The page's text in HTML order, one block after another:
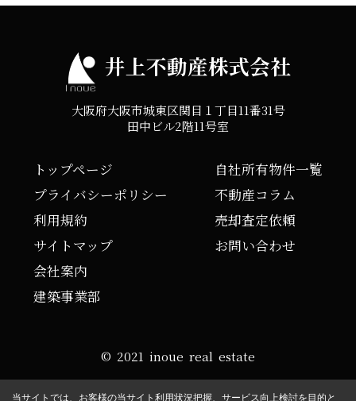
井上不動産株式会社
大阪府大阪市城東区関目１丁目11番31号
田中ビル2階11号室
トップページ
プライバシーポリシー
利用規約
サイトマップ
会社案内
建築事業部
自社所有物件一覧
不動産コラム
売却査定依頼
お問い合わせ
© 2021 inoue real estate
当サイトでは、お客様の当サイト利用状況把握、サービス向上検討を目的と